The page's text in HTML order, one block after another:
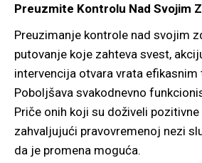
Preuzmite Kontrolu Nad Svojim
Preuzimanje kontrole nad svojim
putovanje koje zahteva svest,
intervencija otvara vrata efikasnim
Poboljšava svakodnevno
Priče onih koji su doživeli
zahvaljujući pravovremenoj nezi
da je promena moguća.